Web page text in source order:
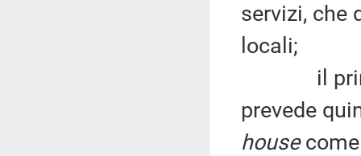
servizi, che
locali;
il
prevede
housecome